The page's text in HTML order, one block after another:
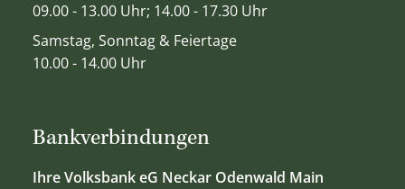
Bankverbindungen
Ihre Volksbank eG Neckar Odenwald Main
09.00 - 13.00 Uhr; 14.00 - 17.30 Uhr
Samstag, Sonntag & Feiertage
10.00 - 14.00 Uhr